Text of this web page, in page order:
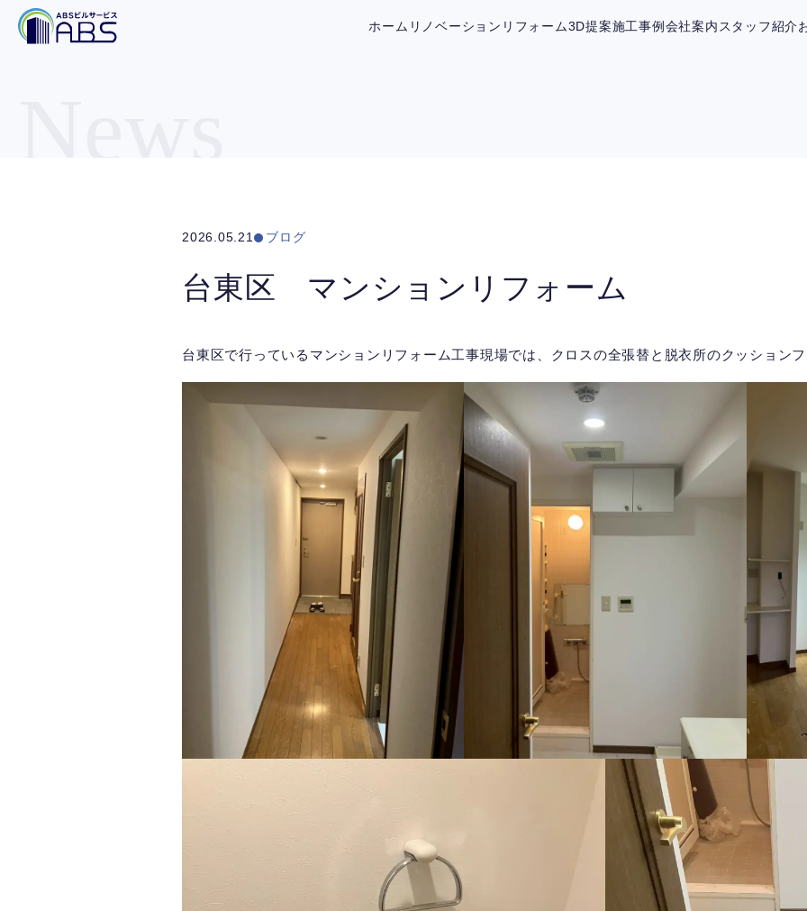
ホーム リノベーション リフォーム3D提案施工事例 会社案内 スタッフ紹介
2026.05.21 ブログ
台東区 マンションリフォーム
台東区で行っているマンションリフォーム工事現場では、クロスの全張替と脱衣所のクッション